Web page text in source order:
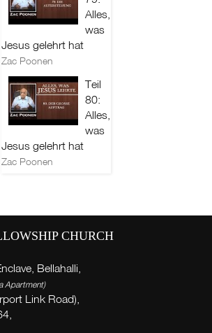
Alles,
was
Jesus gelehrt hat
Zac Poonen
Teil
80:
Alles,
was
Jesus gelehrt hat
Zac Poonen
CHURCH
Bellahalli,
Apartment)
Link Road),